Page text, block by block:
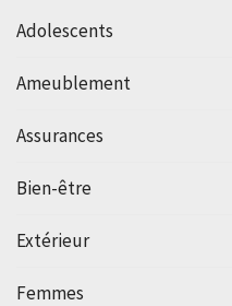
Adolescents
Ameublement
Assurances
Bien-être
Extérieur
Femmes